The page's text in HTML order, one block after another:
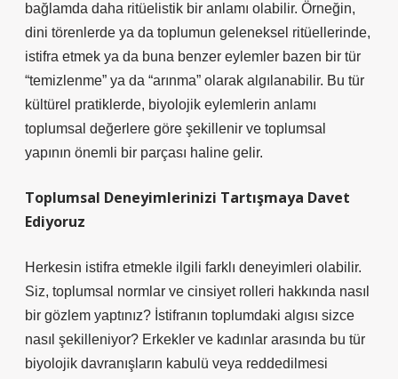
bağlamda daha ritüelistik bir anlamı olabilir. Örneğin,
dini törenlerde ya da toplumun geleneksel ritüellerinde,
istifra etmek ya da buna benzer eylemler bazen bir tür
“temizlenme” ya da “arınma” olarak algılanabilir. Bu tür
kültürel pratiklerde, biyolojik eylemlerin anlamı
toplumsal değerlere göre şekillenir ve toplumsal
yapının önemli bir parçası haline gelir.
Toplumsal Deneyimlerinizi Tartışmaya Davet
Ediyoruz
Herkesin istifra etmekle ilgili farklı deneyimleri olabilir.
Siz, toplumsal normlar ve cinsiyet rolleri hakkında nasıl
bir gözlem yaptınız? İstifranın toplumdaki algısı sizce
nasıl şekilleniyor? Erkekler ve kadınlar arasında bu tür
biyolojik davranışların kabulü veya reddedilmesi